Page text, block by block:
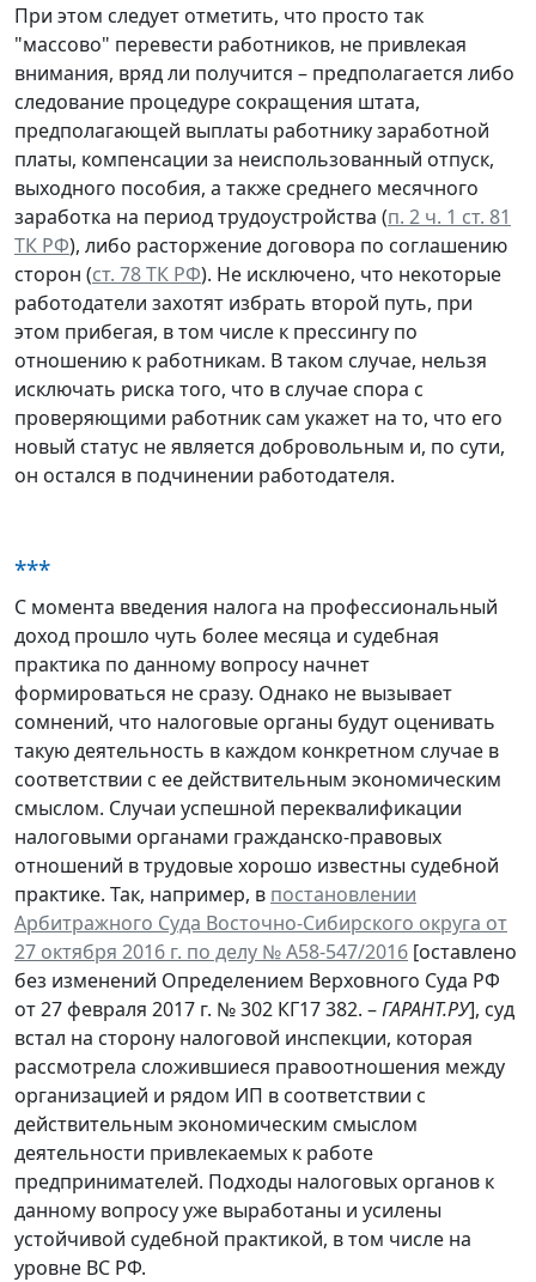
При этом следует отметить, что просто так
"массово" перевести работников, не привлекая
внимания, вряд ли получится – предполагается либо
следование процедуре сокращения штата,
предполагающей выплаты работнику заработной
платы, компенсации за неиспользованный отпуск,
выходного пособия, а также среднего месячного
заработка на период трудоустройства (п. 2 ч. 1 ст. 81
ТК РФ), либо расторжение договора по соглашению
сторон (ст. 78 ТК РФ). Не исключено, что некоторые
работодатели захотят избрать второй путь, при
этом прибегая, в том числе к прессингу по
отношению к работникам. В таком случае, нельзя
исключать риска того, что в случае спора с
проверяющими работник сам укажет на то, что его
новый статус не является добровольным и, по сути,
он остался в подчинении работодателя.
***
С момента введения налога на профессиональный
доход прошло чуть более месяца и судебная
практика по данному вопросу начнет
формироваться не сразу. Однако не вызывает
сомнений, что налоговые органы будут оценивать
такую деятельность в каждом конкретном случае в
соответствии с ее действительным экономическим
смыслом. Случаи успешной переквалификации
налоговыми органами гражданско-правовых
отношений в трудовые хорошо известны судебной
практике. Так, например, в постановлении
Арбитражного Суда Восточно-Сибирского округа от
27 октября 2016 г. по делу № А58-547/2016 [оставлено
без изменений Определением Верховного Суда РФ
от 27 февраля 2017 г. № 302 КГ17 382. –ГАРАНТ.РУ], суд
встал на сторону налоговой инспекции, которая
рассмотрела сложившиеся правоотношения между
организацией и рядом ИП в соответствии с
действительным экономическим смыслом
деятельности привлекаемых к работе
предпринимателей. Подходы налоговых органов к
данному вопросу уже выработаны и усилены
устойчивой судебной практикой, в том числе на
уровне ВС РФ.